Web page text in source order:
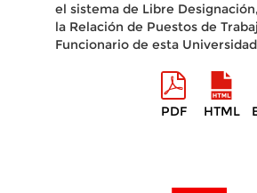
el sistema de Libre
la Relación de Puestos de
Funcionario de esta Universidad
PDF HTML